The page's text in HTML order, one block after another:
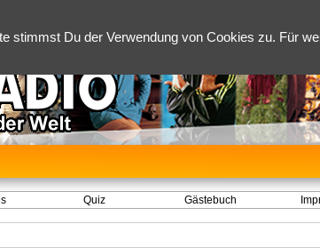
stimmst Du der Verwendung von Cookies zu. Für
Quiz Gästebuch